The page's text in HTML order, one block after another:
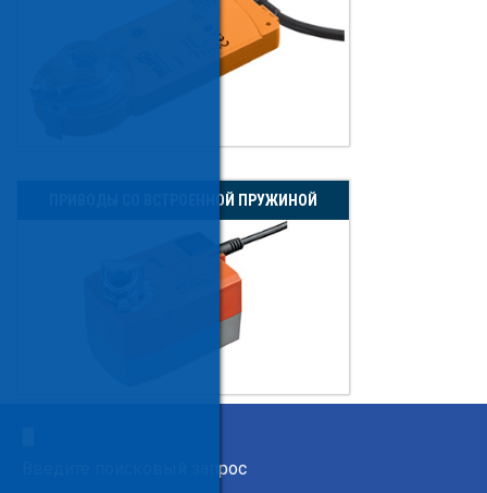
Введите поисковый запрос
ПРИВОДЫ СО ВСТРОЕННОЙ ПРУЖИНОЙ